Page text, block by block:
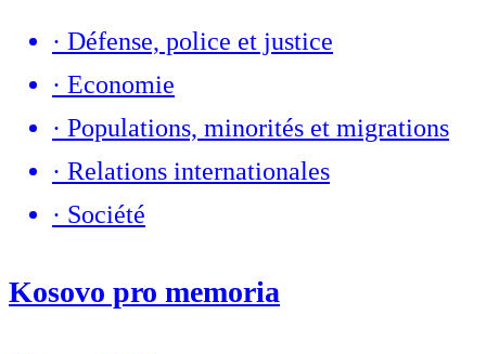
· Défense, police et justice
· Economie
· Populations, minorités et migrations
· Relations internationales
· Société
Kosovo pro memoria